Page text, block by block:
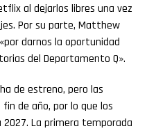
al dejarlos libres una vez
Por su parte, Matthew
darnos la oportunidad
del Departamento Q».
de estreno, pero las
de año, por lo que los
2027. La primera temporada